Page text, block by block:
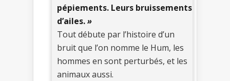
pépiements. Leurs bruissements
d’ailes.»
Tout débute par l’histoire d’un
bruit que l’on nomme le Hum, les
hommes en sont perturbés, et les
animaux aussi.